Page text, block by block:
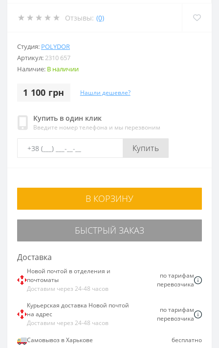
Отзывы: (0)
Студия: POLYDOR
Артикул:2310 657
Наличие: В наличии
1 100 грн Нашли дешевле?
Купить в один клик
Введите номер телефона и мы перезвоним
Купить
В КОРЗИНУ
БЫСТРЫЙ ЗАКАЗ
Доставка
Новой почтой в отделения и
почтоматы
Доставим через 24-48 часов
по тарифам
перевозчика
Курьерская доставка Новой почтой
на адрес
Доставим через 24-48 часов
по тарифам
перевозчика
Самовывоз в Харькове бесплатно